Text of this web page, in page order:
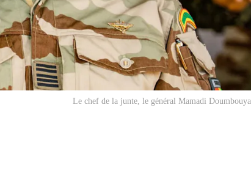
Le chef de la junte, le général Mamadi Doumbouya.